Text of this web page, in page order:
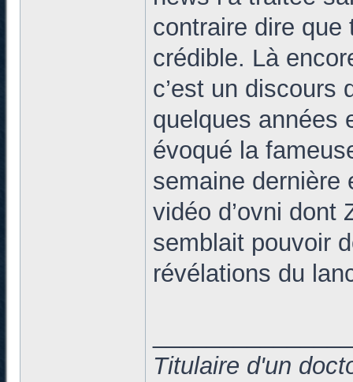
contraire dire
crédible. Là
c’est un discours
quelques années
évoqué la
semaine dernière
vidéo d’ovni dont
semblait pouvoir
révélations du
Titulaire d'un